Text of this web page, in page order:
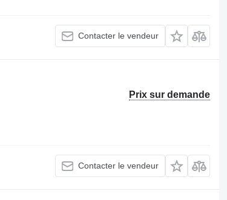
Contacter le vendeur
Prix sur demande
Contacter le vendeur